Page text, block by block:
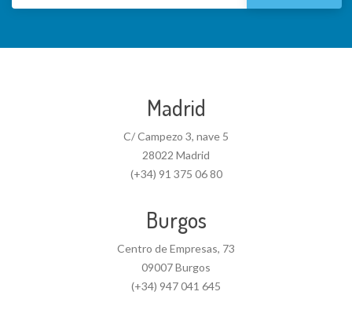
Madrid
C/ Campezo 3, nave 5
28022 Madrid
(+34) 91 375 06 80
Burgos
Centro de Empresas, 73
09007 Burgos
(+34) 947 041 645